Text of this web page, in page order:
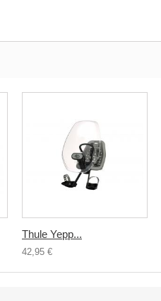
Thule Yepp...
42,95 €